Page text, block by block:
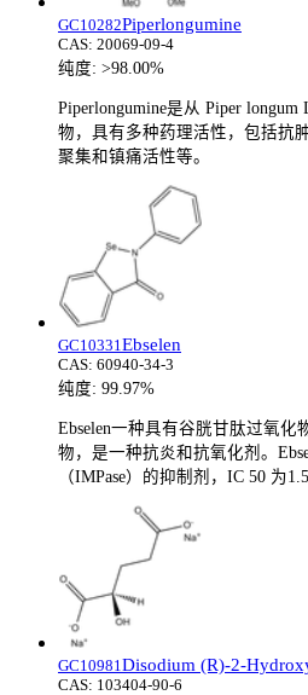
GC10282Piperlongumine
CAS: 20069-09-4
纯度: >98.00%
Piperlongumine是从 Piper
物，具有多种药理活性，包括抗
聚集和镇痛活性等。
GC10331 Ebselen
CAS: 60940-34-3
纯度: 99.97%
Ebselen一种具有谷胱甘肽过氧化
物，是一种抗炎和抗氧化剂。
（IMPase）的抑制剂，IC 50 为
GC10981 Disodium (R)-2-
CAS: 103404-90-6